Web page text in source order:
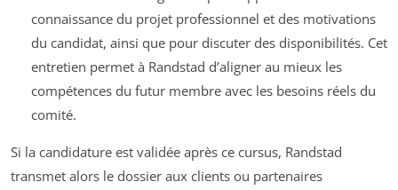
connaissance du projet professionnel et des motivations
du candidat, ainsi que pour discuter des disponibilités. Cet
entretien permet à Randstad d’aligner au mieux les
compétences du futur membre avec les besoins réels du
comité.
Si la candidature est validée après ce cursus, Randstad
transmet alors le dossier aux clients ou partenaires